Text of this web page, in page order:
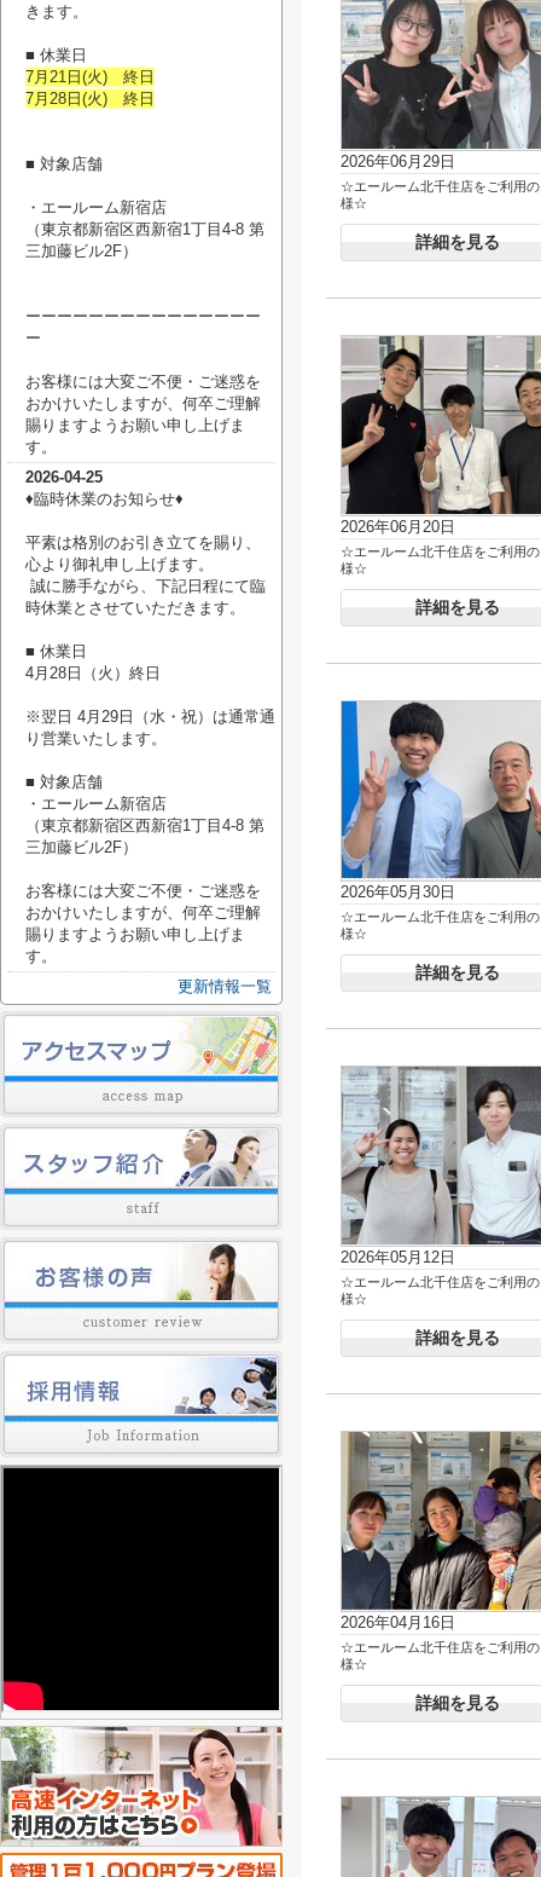
2026年06月29日
☆エールーム北千住店をご利用
様☆
詳細を見る
2026年06月20日
☆エールーム北千住店をご利用
様☆
詳細を見る
2026年05月30日
☆エールーム北千住店をご利用
様☆
詳細を見る
2026年05月12日
☆エールーム北千住店をご利用
様☆
詳細を見る
2026年04月16日
☆エールーム北千住店をご利用
様☆
詳細を見る
きます。
■ 休業日
7月21日(火) 終日
7月28日(火) 終日
■ 対象店舗
・エールーム新宿店
（東京都新宿区西新宿1丁目4-8 第
三加藤ビル2F）
ーーーーーーーーーーーーーーー
ー
お客様には大変ご不便・ご迷惑を
おかけいたしますが、何卒ご理解
賜りますようお願い申し上げま
す。
2026-04-25
♦臨時休業のお知らせ♦
平素は格別のお引き立てを賜り、
心より御礼申し上げます。
誠に勝手ながら、下記日程にて臨
時休業とさせていただきます。
■ 休業日
4月28日（火）終日
※翌日 4月29日（水・祝）は通常通
り営業いたします。
■ 対象店舗
・エールーム新宿店
（東京都新宿区西新宿1丁目4-8 第
三加藤ビル2F）
お客様には大変ご不便・ご迷惑を
おかけいたしますが、何卒ご理解
賜りますようお願い申し上げま
す。
更新情報一覧